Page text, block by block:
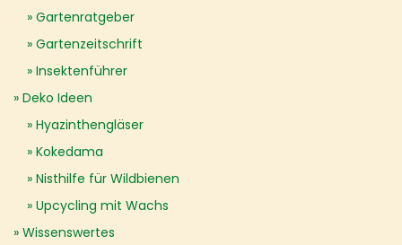
Gartenratgeber
Gartenzeitschrift
Insektenführer
Deko Ideen
Hyazinthengläser
Kokedama
Nisthilfe für Wildbienen
Upcycling mit Wachs
Wissenswertes